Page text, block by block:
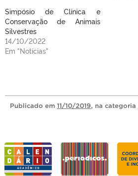
Simpósio de Clínica e
Conservação de Animais
Silvestres
14/10/2022
Em "Notícias"
Publicado em 11/10/2019, na categoria